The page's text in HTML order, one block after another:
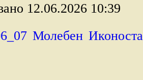
12.06.2026 10:39